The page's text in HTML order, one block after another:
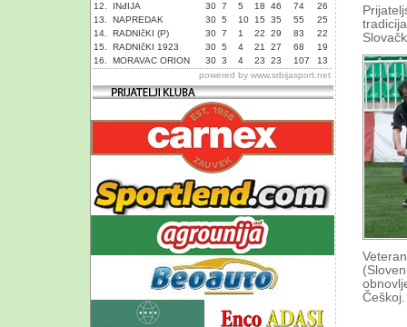
12.
INđIJA 30 7 5 18 46 74
26
13.
NAPREDAK 30 5 10 15 35 55
25
14.
RADNIčKI (P) 30 7 1 22 29 83
22
15.
RADNIčKI 1923 30 5 4 21 27 68
19
16.
MORAVAC ORION 30 3 4 23 23 107
13
powered by www.srbijasport.net
Češkoj.